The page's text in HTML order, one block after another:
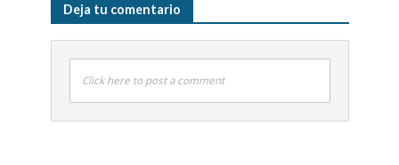
Deja tu comentario
Click here to post a comment